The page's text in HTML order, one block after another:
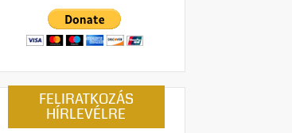
FELIRATKOZÁS
HÍRLEVÉLRE